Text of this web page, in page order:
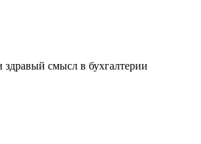
смысл в бухгалтерии